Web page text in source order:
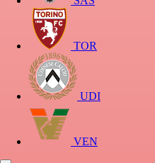
TOR
UDI
VEN